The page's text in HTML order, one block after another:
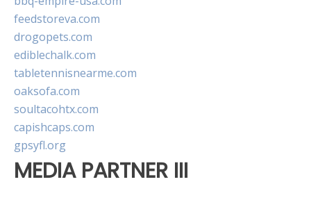
feedstoreva.com
drogopets.com
ediblechalk.com
tabletennisnearme.com
oaksofa.com
soultacohtx.com
capishcaps.com
gpsyfl.org
MEDIA PARTNER III